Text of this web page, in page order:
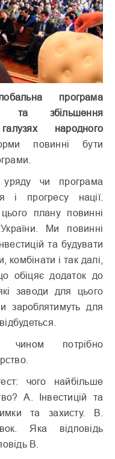
програма
та збільшення
народного
повинні бути
чи програма
і прогресу нації.
плану повинні
Ми повинні
та будувати
комбінати і так далі,
обіцяє додаток до
заводи для цього
зароблятимуть для
потрібно
чого найбільше
А. Інвестицій та
та захисту. В.
Яка відповідь
В.